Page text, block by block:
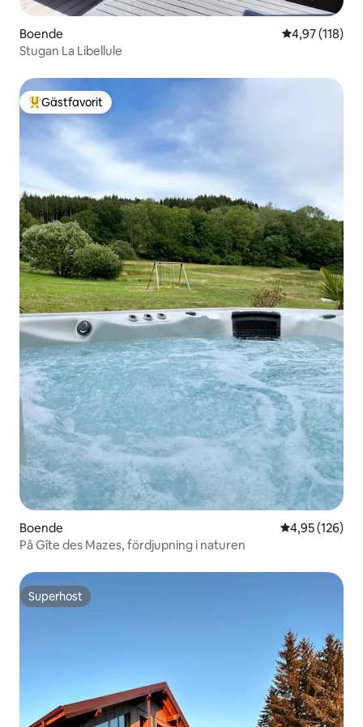
Boende 4,97 av 5 i
4,97 (118)
Stugan La Libellule
Populär gästfavorit
Gästfavorit
Boende 4,95 av 5 i
4,95 (126)
På Gîte des Mazes, fördjupning i naturen
Superhost
Superhost